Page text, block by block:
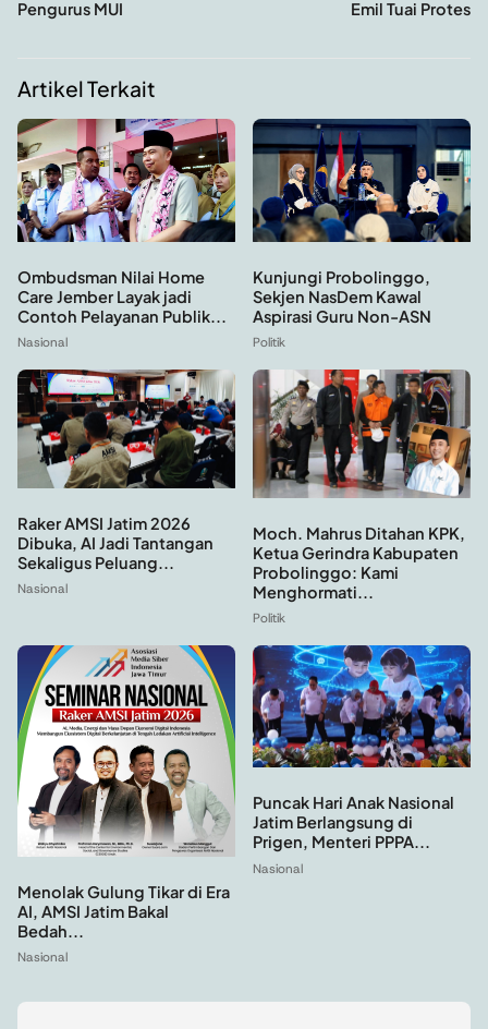
Pengurus MUI Emil Tuai Protes
Artikel Terkait
Ombudsman Nilai Home
Care Jember Layak jadi
Contoh Pelayanan Publik...
Nasional
Kunjungi Probolinggo,
Sekjen NasDem Kawal
Aspirasi Guru Non-ASN
Politik
Raker AMSI Jatim 2026
Dibuka, AI Jadi Tantangan
Sekaligus Peluang...
Nasional
Moch. Mahrus Ditahan KPK,
Ketua Gerindra Kabupaten
Probolinggo: Kami
Menghormati...
Politik
Menolak Gulung Tikar di Era
AI, AMSI Jatim Bakal
Bedah...
Nasional
Puncak Hari Anak Nasional
Jatim Berlangsung di
Prigen, Menteri PPPA...
Nasional